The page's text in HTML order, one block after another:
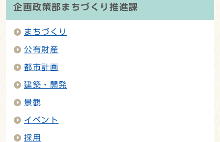
企画政策部まちづくり推進課
まちづくり
公有財産
都市計画
建築・開発
景観
イベント
採用